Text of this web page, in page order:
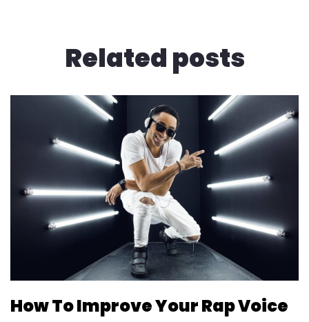
Relatedposts
How To Improve Your Rap Voice